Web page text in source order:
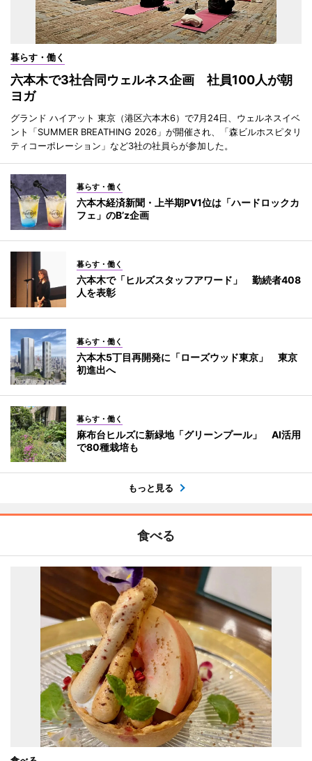
暮らす・働く
六本木で3社合同ウェルネス企画 社員100人が朝
ヨガ
グランド ハイアット 東京（港区六本木6）で7月24日、ウェルネスイベ
ント「SUMMER BREATHING 2026」が開催され、「森ビルホスピタリ
ティコーポレーション」など3社の社員らが参加した。
暮らす・働く
六本木経済新聞・上半期PV1位は「ハードロックカ
フェ」のB’z企画
暮らす・働く
六本木で「ヒルズスタッフアワード」 勤続者408
人を表彰
暮らす・働く
六本木5丁目再開発に「ローズウッド東京」 東京
初進出へ
暮らす・働く
麻布台ヒルズに新緑地「グリーンプール」 AI活用
で80種栽培も
もっと見る
食べる